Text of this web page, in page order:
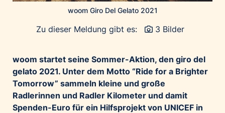
öbv – Österreichischer Bundesverlag
Palfinger AG
Polestar
REXEL Austria
Starbucks
woom Giro Del Gelato 2021
Zu dieser Meldung gibt es: 3 Bilder
woom startet seine Sommer-Aktion, den giro del
gelato 2021. Unter dem Motto “Ride for a Brighter
Tomorrow” sammeln kleine und große
Radlerinnen und Radler Kilometer und damit
Spenden-Euro für ein Hilfsprojekt von UNICEF in